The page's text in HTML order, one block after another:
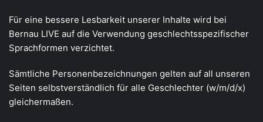
Für eine bessere Lesbarkeit unserer Inhalte wird bei
Bernau LIVE auf die Verwendung geschlechtsspezifischer
Sprachformen verzichtet.
Sämtliche Personenbezeichnungen gelten auf all unseren
Seiten selbstverständlich für alle Geschlechter (w/m/d/x)
gleichermaßen.